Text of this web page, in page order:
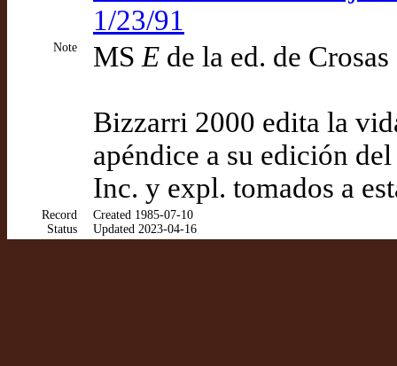
1/23/91
Note MS E de la ed. de
Bizzarri 2000 edita la
apéndice a su edición
Inc. y expl. tomados a
Record
Status
Created 1985-07-10
Updated 2023-04-16